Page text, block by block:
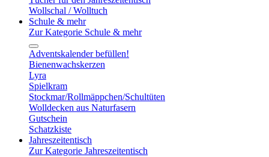
Wollschal / Wolltuch
Schule & mehr
Zur Kategorie Schule & mehr
Adventskalender befüllen!
Bienenwachskerzen
Lyra
Spielkram
Stockmar/Rollmäppchen/Schultüten
Wolldecken aus Naturfasern
Gutschein
Schatzkiste
Jahreszeitentisch
Zur Kategorie Jahreszeitentisch